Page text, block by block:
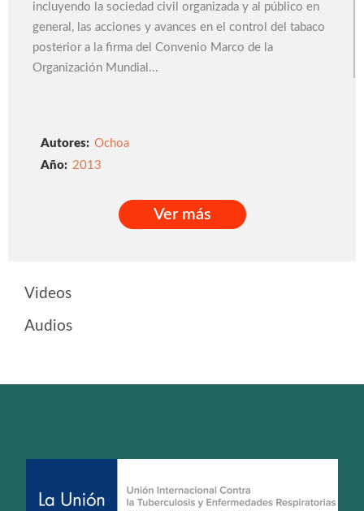
incluyendo la sociedad civil organizada y al público en
general, las acciones y avances en el control del tabaco
posterior a la firma del Convenio Marco de la
Organización Mundial...
Autores: Ochoa
2013
Ver más
Videos
Audios